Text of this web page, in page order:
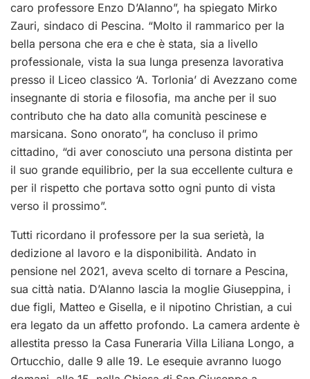
caro professore Enzo D’Alanno”, ha spiegato Mirko
Zauri, sindaco di Pescina. “Molto il rammarico per la
bella persona che era e che è stata, sia a livello
professionale, vista la sua lunga presenza lavorativa
presso il Liceo classico ‘A. Torlonia’ di Avezzano come
insegnante di storia e filosofia, ma anche per il suo
contributo che ha dato alla comunità pescinese e
marsicana. Sono onorato”, ha concluso il primo
cittadino, “di aver conosciuto una persona distinta per
il suo grande equilibrio, per la sua eccellente cultura e
per il rispetto che portava sotto ogni punto di vista
verso il prossimo”.
Tutti ricordano il professore per la sua serietà, la
dedizione al lavoro e la disponibilità. Andato in
pensione nel 2021, aveva scelto di tornare a Pescina,
sua città natia. D’Alanno lascia la moglie Giuseppina, i
due figli, Matteo e Gisella, e il nipotino Christian, a cui
era legato da un affetto profondo. La camera ardente è
allestita presso la Casa Funeraria Villa Liliana Longo, a
Ortucchio, dalle 9 alle 19. Le esequie avranno luogo